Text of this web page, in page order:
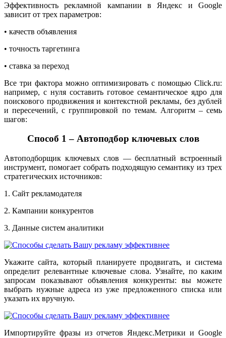
Эффективность рекламной кампании в Яндекс и Google
зависит от трех параметров:
• качеств объявления
• точность таргетинга
• ставка за переход
Все три фактора можно оптимизировать с помощью Click.ru:
например, с нуля составить готовое семантическое ядро для
поискового продвижения и контекстной рекламы, без дублей
и пересечений, с группировкой по темам. Алгоритм – семь
шагов:
Способ 1 – Автоподбор ключевых слов
Автоподборщик ключевых слов — бесплатный встроенный
инструмент, помогает собрать подходящую семантику из трех
стратегических источников:
1. Сайт рекламодателя
2. Кампании конкурентов
3. Данные систем аналитики
Укажите сайта, который планируете продвигать, и система
определит релевантные ключевые слова. Узнайте, по каким
запросам показывают объявления конкуренты: вы можете
выбрать нужные адреса из уже предложенного списка или
указать их вручную.
Импортируйте фразы из отчетов Яндекс.Метрики и Google